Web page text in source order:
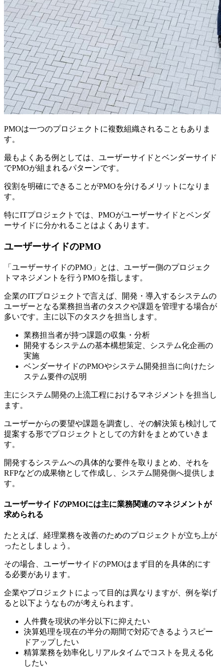
PMOは一つのプロジェクトに複数組織されることもありま
す。
最もよくある例としては、ユーザーサイドとベンダーサイド
でPMOが組まれるパターンです。
役割を明確にできることがPMOを分けるメリットになりま
す。
特にITプロジェクトでは、PMOがユーザーサイドとベンダ
ーサイドに分かれることはよくあります。
ユーザーサイドのPMO
「ユーザーサイドのPMO」とは、ユーザー側のプロジェク
トマネジメントを行うPMOを指します。
企業のITプロジェクトで言えば、開発・導入するシステムの
ユーザーとなる業務担当者のタスクや課題を管理する場合が
多いです。主に以下のタスクを担当します。
業務担当者が持つ課題の収集・分析
開発するシステムの基本構想策定、システム化企画の
実施
ベンダーサイドのPMOやシステム開発担当に向けたシ
ステム要件の説明
主にシステム開発の上流工程におけるマネジメントを担当し
ます。
ユーザーからの要望や課題を調査し、その解決策も検討して
提案する形でプロジェクトとしての方針をまとめていきま
す。
開発するシステムへの具体的な要件を取りまとめ、それを
RFPなどの成果物として作成し、システム開発側へ提供しま
す。
ユーザーサイドのPMOには主に業務関連のマネジメントが
求められる
たとえば、経理業務を改善のためのプロジェクトが立ち上が
ったとしましょう。
その場合、ユーザーサイドのPMOはまず目的を具体的にす
る必要があります。
企業やプロジェクトによって目的は異なりますが、例を挙げ
ると以下ようなものが考えられます。
人件費を現状の半分以下に抑えたい
決算処理を現在の半分の期間で対応できるようスピー
ドアップしたい
精算業務を効率化しリアルタイムでコストを見える化
したい